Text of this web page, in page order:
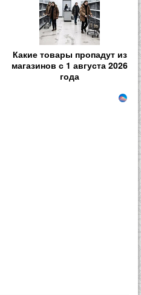
Какие товары пропадут из
магазинов с 1 августа 2026
года